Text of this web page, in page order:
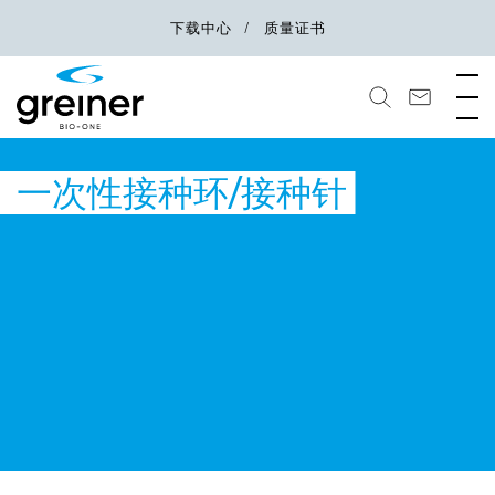
下载中心 质量证书
一次性接种环/接种针